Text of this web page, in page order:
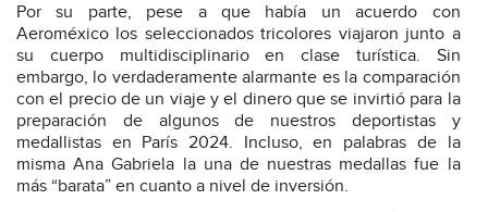
Por su parte, pese a que había un acuerdo con
Aeroméxico los seleccionados tricolores viajaron junto a
su cuerpo multidisciplinario en clase turística. Sin
embargo, lo verdaderamente alarmante es la comparación
con el precio de un viaje y el dinero que se invirtió para la
preparación de algunos de nuestros deportistas y
medallistas en París 2024. Incluso, en palabras de la
misma Ana Gabriela la una de nuestras medallas fue la
más “barata” en cuanto a nivel de inversión.